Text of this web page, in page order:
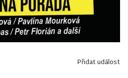
Přidat událost